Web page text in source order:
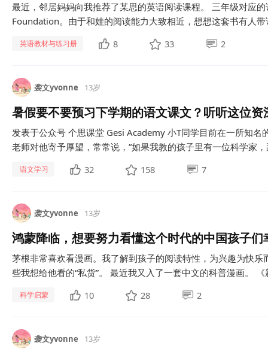
最近，邻居妈妈向我推荐了某思的英语阅读课程。 三年级对应
Foundation。由于和娃的阅读能力大致相近，想想这套书有人
英语教材与练习册 8 33 2
袭文yvonne 13岁
暑假要不要预习下学期的语文课文？听听这位
发表于公众号 个思课堂 Gesi Academy 小T同学目前在一所知
老师对他寄予厚望，常常说，”如果我教的孩子里有一位科学家
语文学习 32 158 7
袭文yvonne 13岁
鸿蒙降临，想要努力看懂这个时代的中国孩子们
茅根非常喜欢看漫画。我了解到孩子的阅读特性，为兴趣为快
些我想给他看的“私货”。 最近我又入了一套中文的科普漫画。
科学启蒙 10 28 2
袭文yvonne 13岁